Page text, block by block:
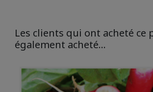
Les clients qui ont acheté
également acheté...